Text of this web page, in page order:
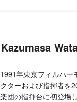
年東京フィルハ
ターおよび指揮者を
団の指揮台に初登場